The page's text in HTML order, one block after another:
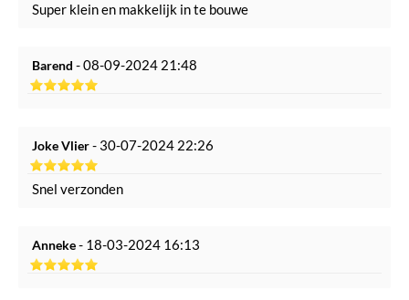
Super klein en makkelijk in te bouwe
Barend - 08-09-2024 21:48
Joke Vlier- 30-07-2024 22:26
Snel verzonden
Anneke- 18-03-2024 16:13